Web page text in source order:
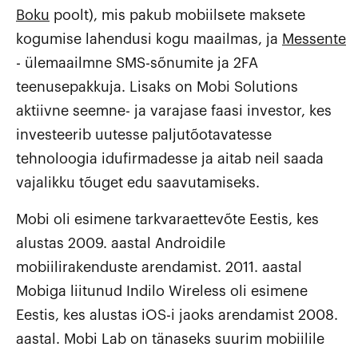
Boku poolt), mis pakub mobiilsete maksete
kogumise lahendusi kogu maailmas, ja Messente
- ülemaailmne SMS-sõnumite ja 2FA
teenusepakkuja. Lisaks on Mobi Solutions
aktiivne seemne- ja varajase faasi investor, kes
investeerib uutesse paljutõotavatesse
tehnoloogia idufirmadesse ja aitab neil saada
vajalikku tõuget edu saavutamiseks.
Mobi oli esimene tarkvaraettevõte Eestis, kes
alustas 2009. aastal Androidile
mobiilirakenduste arendamist. 2011. aastal
Mobiga liitunud Indilo Wireless oli esimene
Eestis, kes alustas iOS-i jaoks arendamist 2008.
aastal. Mobi Lab on tänaseks suurim mobiilile